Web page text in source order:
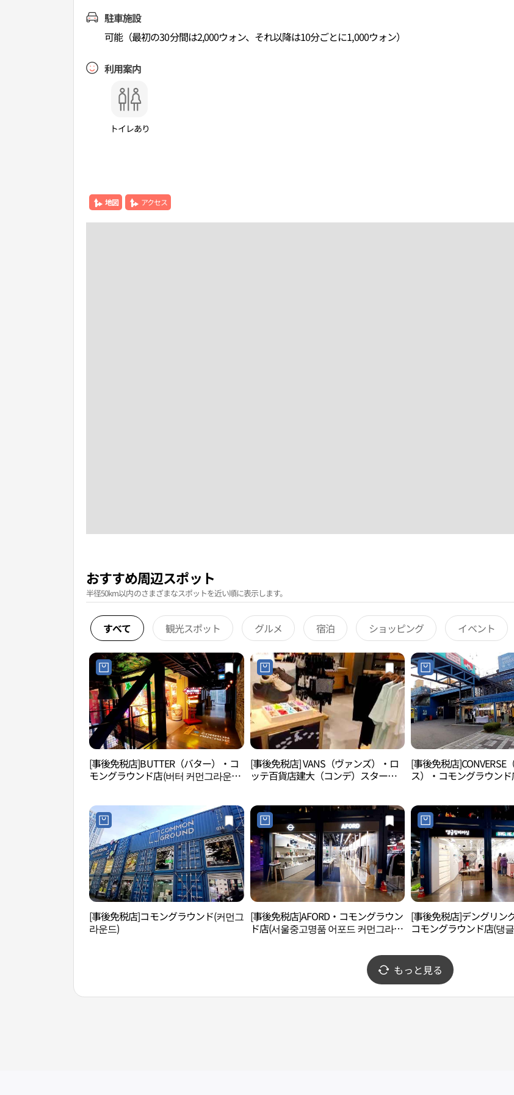
駐車施設
可能（最初の30分間は2,000ウォン、それ以降は10分ごとに1,000ウォン）
利用案内
トイレあり
地図 アクセス
おすすめ周辺スポット
半径50km以内のさまざまなスポットを近い順に表示します。
すべて 観光スポット グルメ 宿泊 ショッピング イベント
[事後免税店]BUTTER（バター）・コ
モングラウンド店(버터 커먼그라운드
[事後免税店] VANS（ヴァンズ）・ロ
ッテ百貨店建大（コンデ）スターシ
[事後免税店]CONVERSE
ス）・コモングラウン
[事後免税店]コモングラウンド(커먼그
라운드)
[事後免税店]AFORD・コモングラウン
ド店(서울중고명품 어포드 커먼그라운
[事後免税店]デングリン
コモングラウンド店(댕
もっと見る